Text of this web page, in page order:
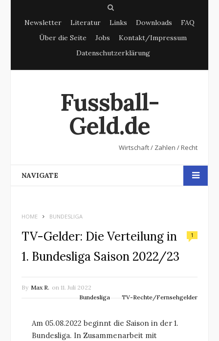
e
r
Newsletter Literatur Links Downloads
FAQ
Über die Seite
Jobs
Kontakt/Impressum
Datenschutzerklärung
Fussball-
Geld.de
Wirtschaft / Zahlen / Recht
NAVIGATE
HOME BUNDESLIGA
TV-Gelder: Die Verteilung in
1. Bundesliga Saison 2022/23
1
By Max R. on 11. Juli 2022
Bundesliga
TV-Rechte/Fernsehgelder
Am 05.08.2022 beginnt die Saison in der 1.
Bundesliga. In Zusammenarbeit mit